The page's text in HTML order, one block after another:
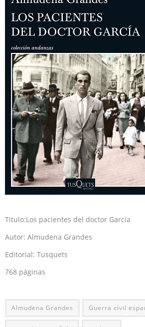
Titulo:Los pacientes del doctor García
Autor: Almudena Grandes
Editorial: Tusquets
768 páginas
Almudena Grandes Guerra civil